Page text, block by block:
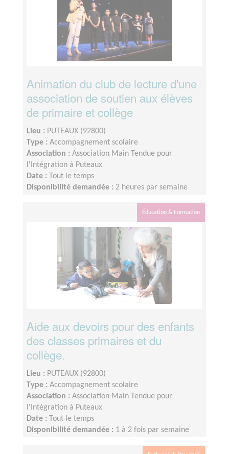
Animation du club de lecture d'une
association de soutien aux élèves
de primaire et collège
Lieu : PUTEAUX (92800)
Type : Accompagnement scolaire
Association : Association Main Tendue pour
l'Intégration à Puteaux
Date :
Tout le temps
Disponibilité demandée : 2 heures par semaine
Éducation & Formation
Aide aux devoirs pour des enfants
des classes primaires et du
collège.
Lieu : PUTEAUX (92800)
Type : Accompagnement scolaire
Association : Association Main Tendue pour
l'Intégration à Puteaux
Date :
Tout le temps
Disponibilité demandée : 1 à 2 fois par semaine